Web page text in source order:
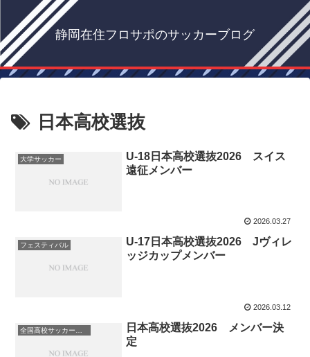
静岡在住フロサポのサッカーブログ
日本高校選抜
大学サッカー
U-18日本高校選抜2026 スイス
遠征メンバー
2026.03.27
フェスティバル
U-17日本高校選抜2026 Jヴィレ
ッジカップメンバー
2026.03.12
全国高校サッカー選手権
日本高校選抜2026 メンバー決
定